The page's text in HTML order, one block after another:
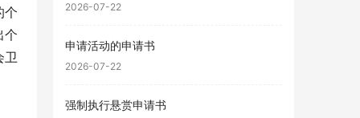
个
个
卫
2026-07-22
申请活动的申请书
2026-07-22
强制执行悬赏申请书